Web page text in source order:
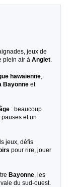
jeux de
plein air à Anglet
hawaïenne
Bayonne et
: beaucoup
pauses et un
jeux, défis
pour rire, jouer
Bayonne , les
du sud-ouest.